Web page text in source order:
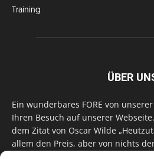
Training
ÜBER
Ein wunderbares FORE von
Ihren Besuch auf unserer
dem Zitat von Oscar Wilde
allem den Preis, aber von nichts